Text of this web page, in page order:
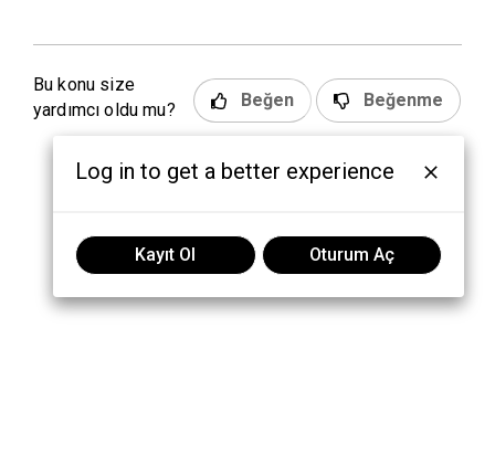
Bu konu size
yardımcı oldu mu?
Beğen Beğenme
Log in to get a better experience
Kayıt Ol Oturum Aç